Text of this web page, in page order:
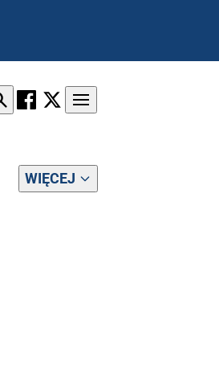
WIĘCEJ